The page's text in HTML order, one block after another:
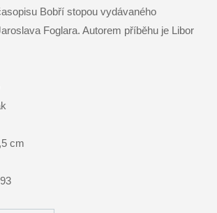
Bobří stopou vydávaného
Foglara. Autorem příběhu je Libor
cm